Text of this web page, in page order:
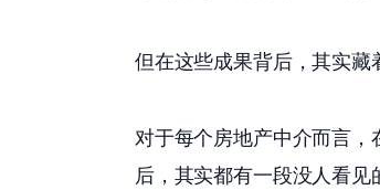
但在这些成果背后，其实藏
对于每个房地产中介而言，
后，其实都有一段没人看见